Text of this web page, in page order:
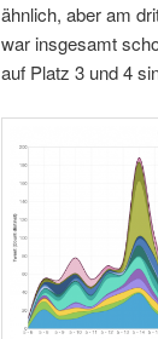
ähnlich, aber am
war insgesamt
auf Platz 3 und 4